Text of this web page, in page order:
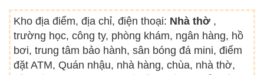
Kho địa điểm, địa chỉ, điện thoại: Nhà thờ ,
trường học, công ty, phòng khám, ngân hàng, hồ
bơi, trung tâm bảo hành, sân bóng đá mini, điểm
đặt ATM, Quán nhậu, nhà hàng, chùa, nhà thờ,